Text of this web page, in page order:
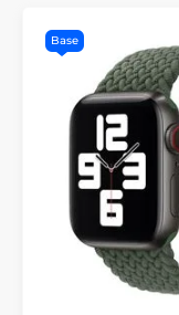
Base